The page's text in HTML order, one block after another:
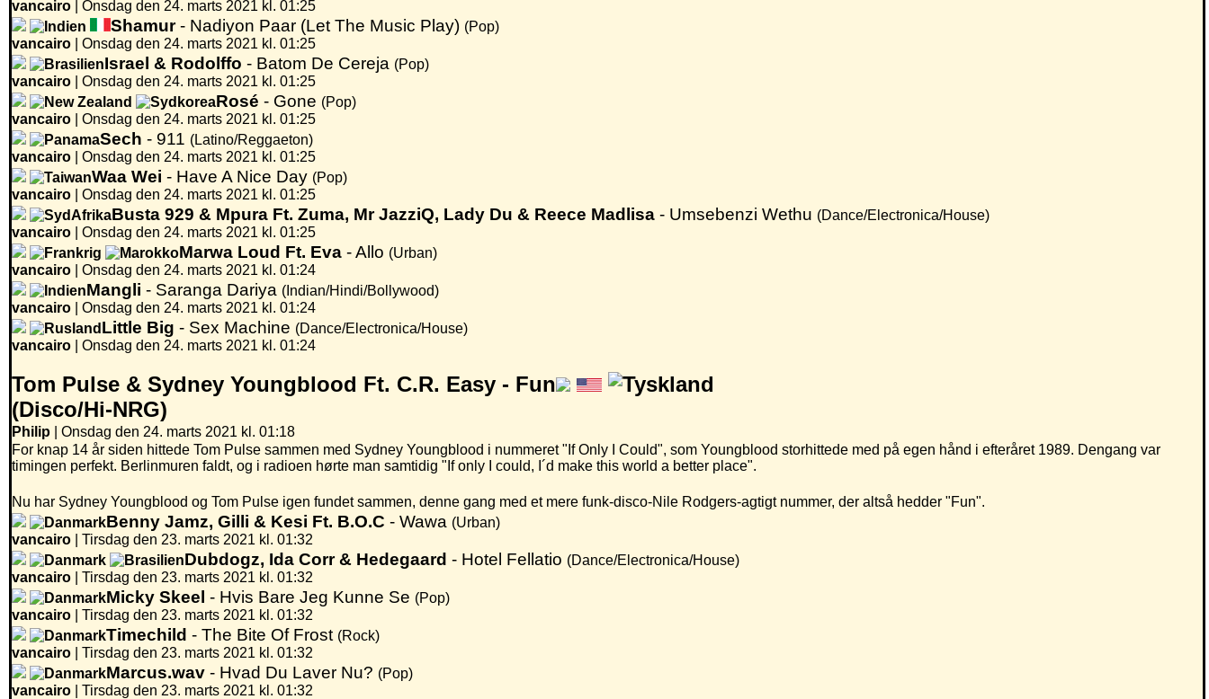
vancairo
Onsdag den 24. marts 2021 kl. 01:25
Shamur- Nadiyon Paar (Let The Music Play) (Pop)
vancairo
Onsdag den 24. marts 2021 kl. 01:25
Israel & Rodolffo - Batom De Cereja (Pop)
vancairo
Onsdag den 24. marts 2021 kl. 01:25
Rosé - Gone (Pop)
vancairo
Onsdag den 24. marts 2021 kl. 01:25
Sech - 911 (Latino/Reggaeton)
vancairo
Onsdag den 24. marts 2021 kl. 01:25
Waa Wei - Have A Nice Day (Pop)
vancairo
Onsdag den 24. marts 2021 kl. 01:25
Busta 929 & Mpura Ft. Zuma, Mr JazziQ, Lady Du & Reece Madlisa - Umsebenzi Wethu (Dance/Electronica/House)
vancairo
Onsdag den 24. marts 2021 kl. 01:25
Marwa Loud Ft. Eva - Allo (Urban)
vancairo
Onsdag den 24. marts 2021 kl. 01:24
Mangli - Saranga Dariya (Indian/Hindi/Bollywood)
vancairo
Onsdag den 24. marts 2021 kl. 01:24
Little Big - Sex Machine (Dance/Electronica/House)
vancairo
Onsdag den 24. marts 2021 kl. 01:24
Tom Pulse & Sydney Youngblood Ft. C.R. Easy - Fun
(Disco/Hi-NRG)
Philip | Onsdag den 24. marts 2021 kl. 01:18
For knap 14 år siden hittede Tom Pulse sammen med Sydney Youngblood i nummeret "If Only I Could", som Youngblood storhittede med på egen hånd i efteråret 1989. Dengang var
timingen perfekt. Berlinmuren faldt, og i radioen hørte man samtidig "If only I could, I´d make this world a better place".
Nu har Sydney Youngblood og Tom Pulse igen fundet sammen, denne gang med et mere funk-disco-Nile Rodgers-agtigt nummer, der altså hedder "Fun".
Benny Jamz, Gilli & Kesi Ft. B.O.C - Wawa (Urban)
vancairo
Tirsdag den 23. marts 2021 kl. 01:32
Dubdogz, Ida Corr & Hedegaard - Hotel Fellatio (Dance/Electronica/House)
vancairo
Tirsdag den 23. marts 2021 kl. 01:32
Micky Skeel - Hvis Bare Jeg Kunne Se (Pop)
vancairo
Tirsdag den 23. marts 2021 kl. 01:32
Timechild - The Bite Of Frost (Rock)
vancairo
Tirsdag den 23. marts 2021 kl. 01:32
Marcus.wav - Hvad Du Laver Nu? (Pop)
vancairo
Tirsdag den 23. marts 2021 kl. 01:32